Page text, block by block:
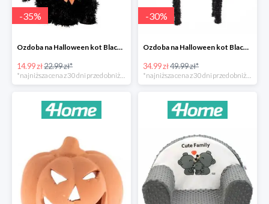
-35%
Ozdoba na Halloween kot Blackie -35%
14.99 zł22.99 zł*
-30%
Ozdoba na Halloween kot Black -35%
34.99 zł49.99 zł*